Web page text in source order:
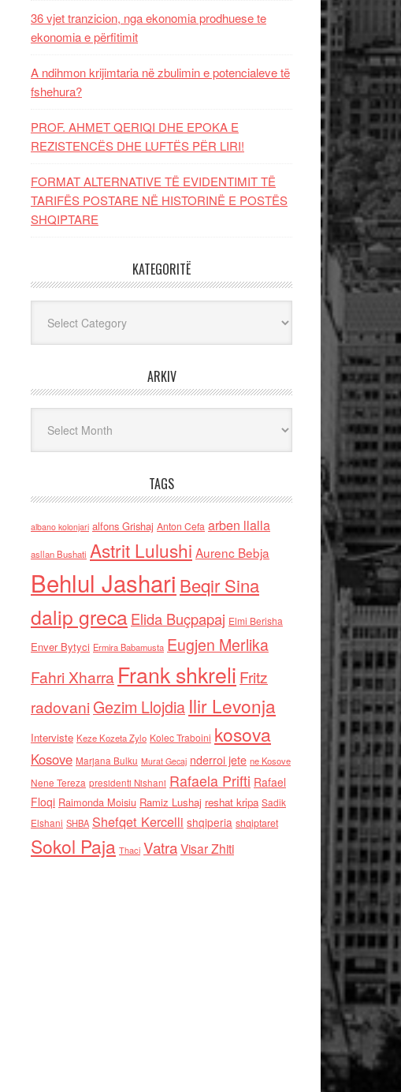
36 vjet tranzicion, nga ekonomia prodhuese te
ekonomia e përfitimit
A ndihmon krijimtaria në zbulimin e potencialeve të
fshehura?
PROF. AHMET QERIQI DHE EPOKA E
REZISTENCЁS DHE LUFTЁS PЁR LIRI!
FORMAT ALTERNATIVE TË EVIDENTIMIT TË
TARIFËS POSTARE NË HISTORINË E POSTËS
SHQIPTARE
KATEGORITË
ARKIV
TAGS
albano kolonjari alfons Grishaj Anton Cefa arben llalla
asllan Bushati Astrit Lulushi Aurenc Bebja
Behlul Jashari Beqir Sina
dalip grecaElida Buçpapaj Elmi Berisha
Enver Bytyci Ermira Babamusta Eugjen Merlika
Fahri Xharra Frank shkreli Fritz
radovaniGezim Llojdia Ilir Levonja
Interviste Keze Kozeta Zylo Kolec Traboini kosova
Kosove Marjana Bulku Murat Gecaj nderroi jete ne Kosove
Nene Tereza presidenti Nishani Rafaela Prifti Rafael
Floqi Raimonda Moisiu Ramiz Lushaj reshat kripa Sadik
Elshani SHBA Shefqet Kercelli shqiperia shqiptaret
Sokol Paja Thaci VatraVisar Zhiti